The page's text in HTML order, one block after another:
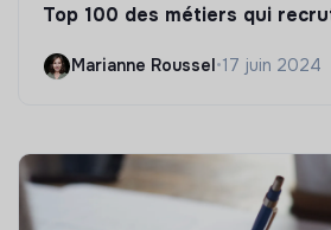
Top 100 des métiers qui
Marianne Roussel •17 juin 2024